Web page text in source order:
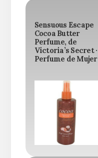
Sensuous Escape
Cocoa Butter
Perfume, de
Victoria’s Secret ·
Perfume de Mujer